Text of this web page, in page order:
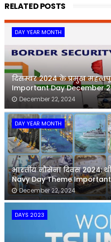
RELATED POSTS
DAY YEAR MONTH
दिसम्बर 2024 के प्रमुख
Important Day December
December 22, 2024
DAY YEAR MONTH
भारतीय नौसेना दिवस 2024:
Navy Day Theme Important
December 22, 2024
DAYS 2023